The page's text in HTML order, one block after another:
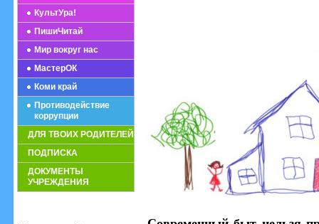
КультУра!
ПишиЧитай
Мир вокруг нас
МастерОК
Коми край
Противодействие
коррупции
ДЛЯ ТВОИХ РОДИТЕЛЕЙ
ПОДПИСКА
ДОКУМЕНТЫ
УЧРЕЖДЕНИЯ